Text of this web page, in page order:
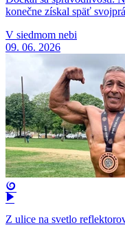
konečne získal späť
V siedmom nebi
09. 06. 2026
Z ulice na svetlo